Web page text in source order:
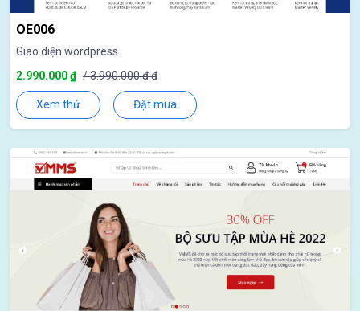
OE006
Giao diện wordpress
2.990.000 ₫ / 3.990.000 đ đ
Xem thử Đặt mua